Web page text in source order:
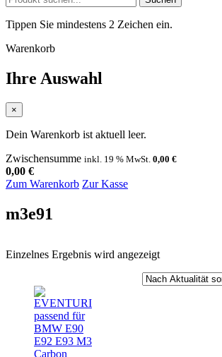
Tippen Sie mindestens 2 Zeichen ein.
Warenkorb
Ihre Auswahl
×
Dein Warenkorb ist aktuell leer.
Zwischensumme inkl. 19 % MwSt. 0,00 €
0,00 €
Zum Warenkorb Zur Kasse
m3e91
Einzelnes Ergebnis wird angezeigt